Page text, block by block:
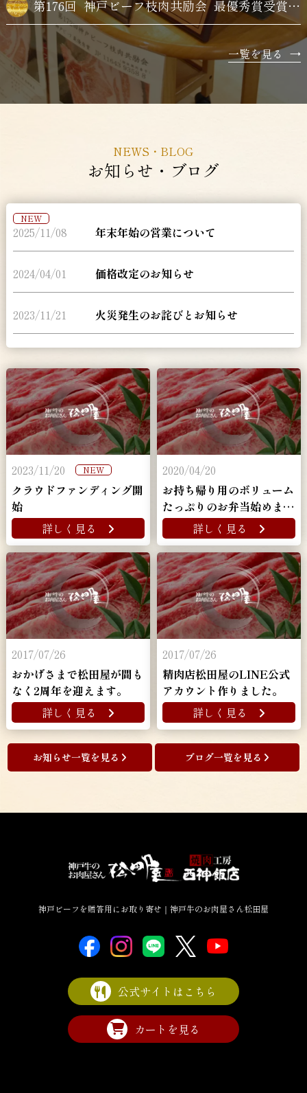
第176回 神戸ビーフ枝肉共励会 最優秀賞受賞牛購買
一覧を見る →
NEWS・BLOG
お知らせ・ブログ
2025/11/08
NEW
年末年始の営業について
2024/04/01 価格改定のお知らせ
2023/11/21 火災発生のお詫びとお知らせ
2023/11/20 NEW
クラウドファンディング開
始
詳しく見る
2020/04/20
お持ち帰り用のボリューム
たっぷりのお弁当始めまし
た！ 詳しく見る
2017/07/26
おかげさまで松田屋が間も
なく2周年を迎えます。
詳しく見る
2017/07/26
精肉店松田屋のLINE公式
アカウント作りました。
詳しく見る
お知らせ一覧を見る ブログ一覧を見る
神戸ビーフを贈答用にお取り寄せ｜神戸牛のお肉屋さん松田屋
公式サイトはこちら
カートを見る